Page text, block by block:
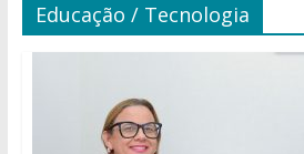
Educação / Tecnologia